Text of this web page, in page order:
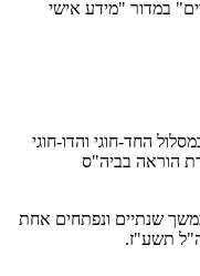
במדור "מידע אישי
החד-חוגי והדו-חוגי
הוראה בביה"ס
שנתיים ונפתחים אחת
תשע"ז.